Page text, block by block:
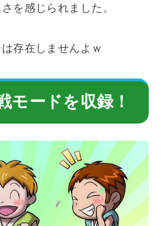
を感じられました。
存在しませんよｗ
モードを収録！